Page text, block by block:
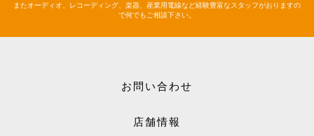
またオーディオ、レコーディング、楽器、産業用電線など経験豊富なスタッフがおりますの
で何でもご相談下さい。
お問い合わせ
店舗情報